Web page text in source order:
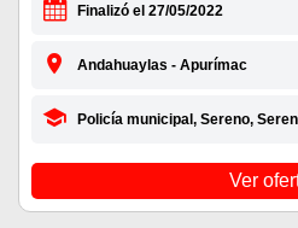
Finalizó el 27/05/2022
Andahuaylas - Apurímac
Policía municipal, Sereno,
Ver